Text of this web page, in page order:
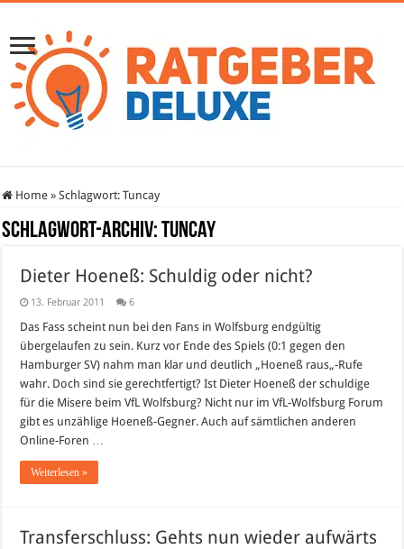
Home » Schlagwort:Tuncay
Schlagwort-Archiv:Tuncay
Dieter Hoeneß: Schuldig oder nicht?
13. Februar 2011 6
Das Fass scheint nun bei den Fans in Wolfsburg endgültig
übergelaufen zu sein. Kurz vor Ende des Spiels (0:1 gegen den
Hamburger SV) nahm man klar und deutlich „Hoeneß raus„-Rufe
wahr. Doch sind sie gerechtfertigt? Ist Dieter Hoeneß der schuldige
für die Misere beim VfL Wolfsburg? Nicht nur im VfL-Wolfsburg Forum
gibt es unzählige Hoeneß-Gegner. Auch auf sämtlichen anderen
Online-Foren …
Weiterlesen »
Transferschluss: Gehts nun wieder aufwärts